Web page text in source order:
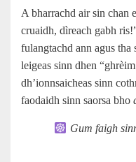
A bharrachd air sin chan
cruaidh, dìreach gabh
fulangtachd ann agus tha
leigeas sinn dhen
dh’ionnsaicheas sinn
faodaidh sinn saorsa bho
Gum faigh